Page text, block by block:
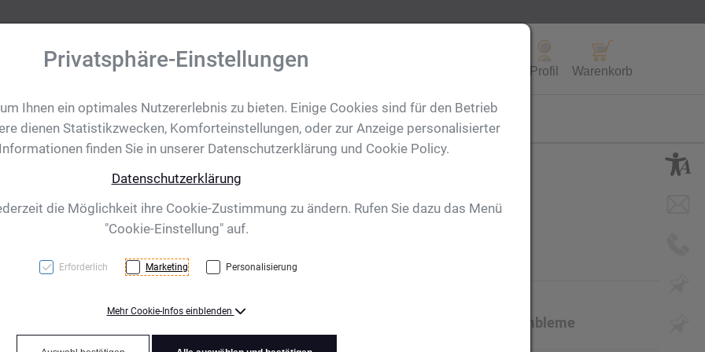
Profil Warenkorb
Ihre Eventanfrage Shop für CH/FL
- Silber
91 Gramm - Rotierende Innenfassung für 2 x 25 mm Embleme
Privatsphäre-Einstellungen
Ihnen ein optimales Nutzererlebnis zu bieten. Einige Cookies sind für den Betrieb
dienen Statistikzwecken, Komforteinstellungen, oder zur Anzeige personalisierter
finden Sie in unserer Datenschutzerklärung und Cookie Policy.
Datenschutzerklärung
die Möglichkeit ihre Cookie-Zustimmung zu ändern. Rufen Sie dazu das Menü
"Cookie-Einstellung" auf.
Erforderlich Marketing Personalisierung
Mehr Cookie-Infos einblenden